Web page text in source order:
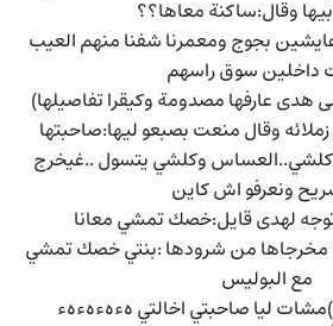
وقال:ساكنة معاها؟؟
بجوج ومعمرنا شفنا منهم العيب
داخلين سوق راسهم
هدى عارفها مصدومة وكيقرا تفاصيلها)
وقال منعت بصبعو ليها:صاحبتها
كلشي..العساس وكلشي يتسول ..غيخرج
ونعرفو اش كاين
لهدى قايل:خصك تمشي معانا
مخرجاها من شرودها :بنتي خصك تمشي
مع البوليس
ليا صاحبتي اخالتي هءهءهءهء